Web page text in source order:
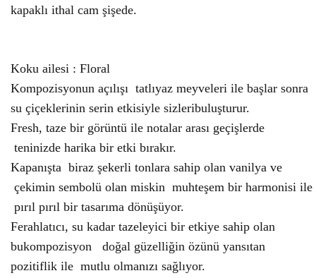
kapaklı ithal cam şişede.
Koku ailesi : Floral
Kompozisyonun açılışı tatlıyaz meyveleri ile başlar sonra
su çiçeklerinin serin etkisiyle sizleribuluşturur.
Fresh, taze bir görüntü ile notalar arası geçişlerde
teninizde harika bir etki bırakır.
Kapanışta biraz şekerli tonlara sahip olan vanilya ve
çekimin sembolü olan miskin muhteşem bir harmonisi ile
pırıl pırıl bir tasarıma dönüşüyor.
Ferahlatıcı, su kadar tazeleyici bir etkiye sahip olan
bukompozisyon doğal güzelliğin özünü yansıtan
pozitiflik ile mutlu olmanızı sağlıyor.